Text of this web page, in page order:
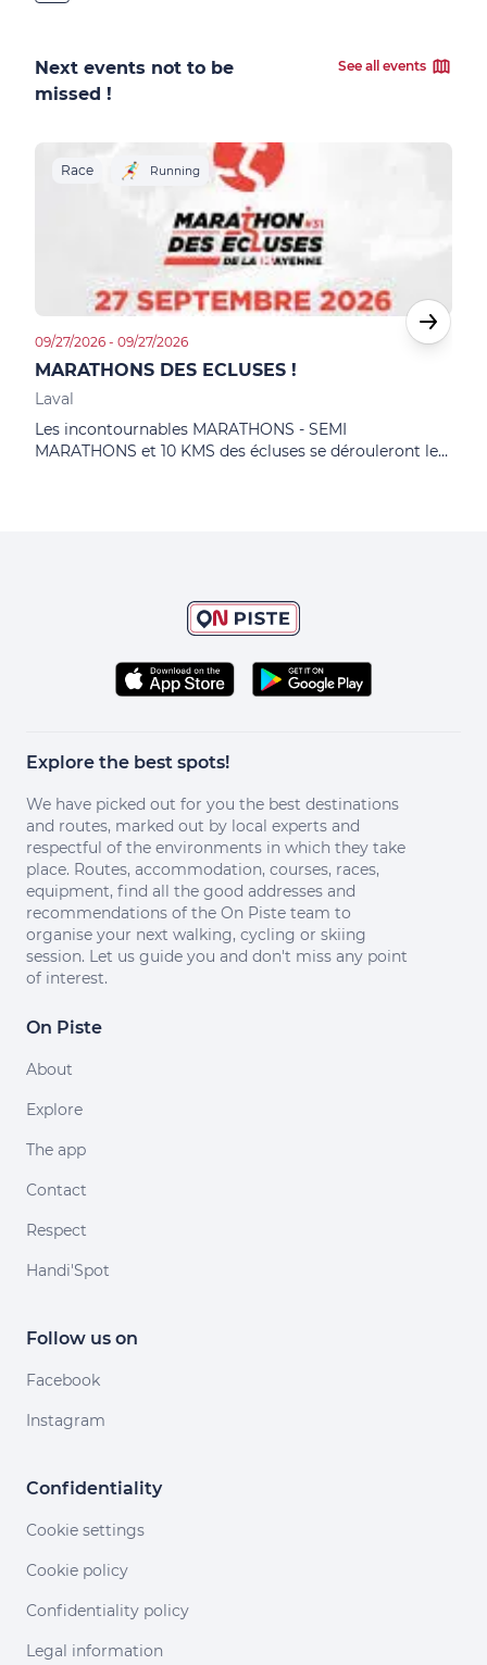
Next events not to be
missed !
See all events
Race Running
09/27/2026 - 09/27/2026
MARATHONS DES ECLUSES !
Laval
Les incontournables MARATHONS - SEMI
MARATHONS et 10 KMS des écluses se dérouleront le
Explore the best spots!
We have picked out for you the best destinations
and routes, marked out by local experts and
respectful of the environments in which they take
place. Routes, accommodation, courses, races,
equipment, find all the good addresses and
recommendations of the On Piste team to
organise your next walking, cycling or skiing
session. Let us guide you and don't miss any point
of interest.
On Piste
About
Explore
The app
Contact
Respect
Handi'Spot
Follow us on
Facebook
Instagram
Confidentiality
Cookie settings
Cookie policy
Confidentiality policy
Legal information